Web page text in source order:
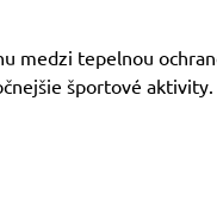
medzi tepelnou
športové aktivity.